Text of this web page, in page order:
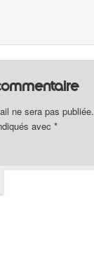
ne sera pas publiée.
avec*